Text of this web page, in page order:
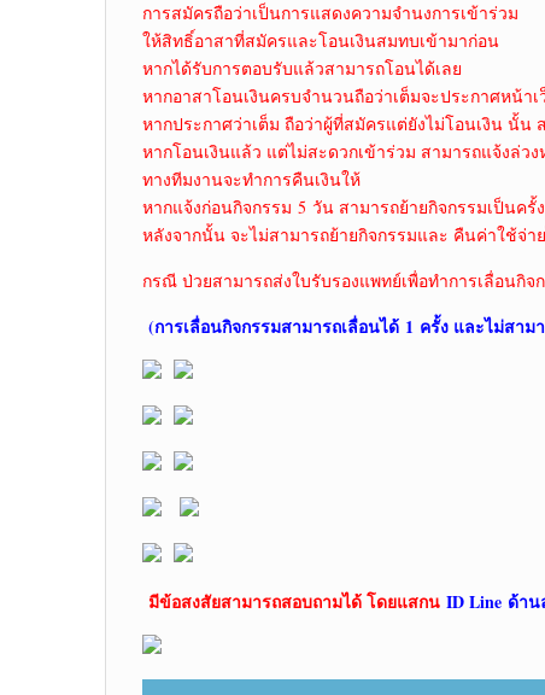
การสมัครถือว่าเป็นการแสดงความจำนงการเข้าร่วม
ให้สิทธิ์อาสาที่สมัครและโอนเงินสมทบเข้ามาก่อน
หากได้รับการตอบรับแล้วสามารถโอนได้เลย
หากอาสาโอนเงินครบจำนวนถือว่าเต็มจะประกาศหน้าเ
หากประกาศว่าเต็ม ถือว่าผู้ที่สมัครแต่ยังไม่โอนเงิน นั้น
หากโอนเงินแล้ว แต่ไม่สะดวกเข้าร่วม สามารถแจ้งล่ว
ทางทีมงานจะทำการคืนเงินให้
หากแจ้งก่อนกิจกรรม 5 วัน สามารถย้ายกิจกรรมเป็นครั้
หลังจากนั้น จะไม่สามารถย้ายกิจกรรมและ คืนค่าใช้จ่า
กรณี ป่วยสามารถส่งใบรับรองแพทย์เพื่อทำการเลื่อนกิจ
(การเลื่อนกิจกรรมสามารถเลื่อนได้ 1 ครั้ง และไม่สาม
มีข้อสงสัยสามารถสอบถามได้ โดยแสกน ID Line ด้าน